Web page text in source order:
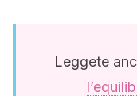
Leggete